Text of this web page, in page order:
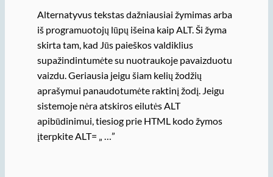
Alternatyvus tekstas dažniausiai žymimas arba
iš programuotojų lūpų išeina kaip ALT. Ši žyma
skirta tam, kad Jūs paieškos valdiklius
supažindintumėte su nuotraukoje pavaizduotu
vaizdu. Geriausia jeigu šiam kelių žodžių
aprašymui panaudotumėte raktinį žodį. Jeigu
sistemoje nėra atskiros eilutės ALT
apibūdinimui, tiesiog prie HTML kodo žymos
įterpkite ALT= „ …”